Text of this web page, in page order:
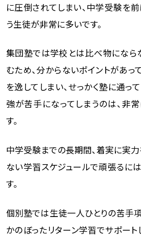
に圧倒されてしまい、中学受験を
う生徒が非常に多いです。
集団塾では学校とは比べ物になら
むため、分からないポイントがあっ
を逸してしまい、せっかく塾に通っ
強が苦手になってしまうのは、非
す。
中学受験までの長期間、着実に実
ない学習スケジュールで頑張るに
す。
個別塾では生徒一人ひとりの苦手
かのぼったリターン学習でサポート